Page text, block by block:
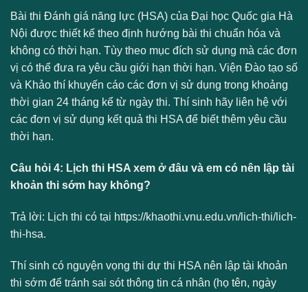
Bài thi Đánh giá năng lực (HSA) của Đại học Quốc gia Hà
Nội được thiết kế theo định hướng bài thi chuẩn hóa và
không có thời hạn. Tùy theo mục đích sử dụng mà các đơn
vị có thể đưa ra yêu cầu giới hạn thời hạn. Viện Đào tạo số
và Khảo thí khuyến cáo các đơn vị sử dụng trong khoảng
thời gian 24 tháng kể từ ngày thi. Thí sinh hãy liên hệ với
các đơn vị sử dụng kết quả thi HSA để biết thêm yêu cầu
thời hạn.
Câu hỏi 4: Lịch thi HSA xem ở đâu và em có nên lập tài
khoản thi sớm hay không?
Trả lời: Lịch thi có tại https://khaothi.vnu.edu.vn/lich-thi/lich-
thi-hsa.
Thí sinh có nguyện vọng thi dự thi HSA nên lập tài khoản
thi sớm để tránh sai sót thông tin cá nhân (họ tên, ngày